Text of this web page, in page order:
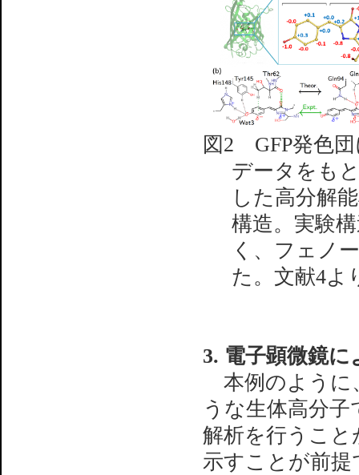
図2 GFP発色
データをも
した高分解
構造。実験
く、フェノ
た。文献4よ
3. 電子顕微鏡
本例のように
うな生体高分
解析を行うこ
示すことが前提